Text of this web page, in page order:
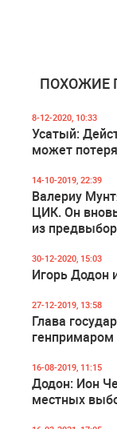
ПОХОЖИЕ
8-12-2020, 10:33
Усатый:
может
14-10-2019, 22:39
Валериу
ЦИК. Он
из
30-12-2020, 15:03
Игорь Додон
27-12-2019, 13:58
Глава
16-08-2019, 11:15
Додон: Ион
местных